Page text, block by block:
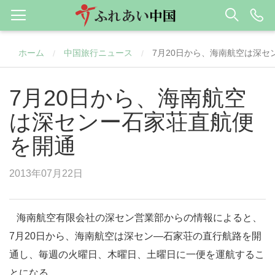
ホーム / 中国旅行ニュース / 7月20日から、海南航空は深セ
7月20日から、海南航空
は深センー石家荘直航便
を開通
2013年07月22日
海南航空有限会社の深セン営業部からの情報によると、
7月20日から、海南航空は深セン―石家荘の直行航路を開
通し、毎週の火曜日、木曜日、土曜日に一便を運航するこ
とになる。